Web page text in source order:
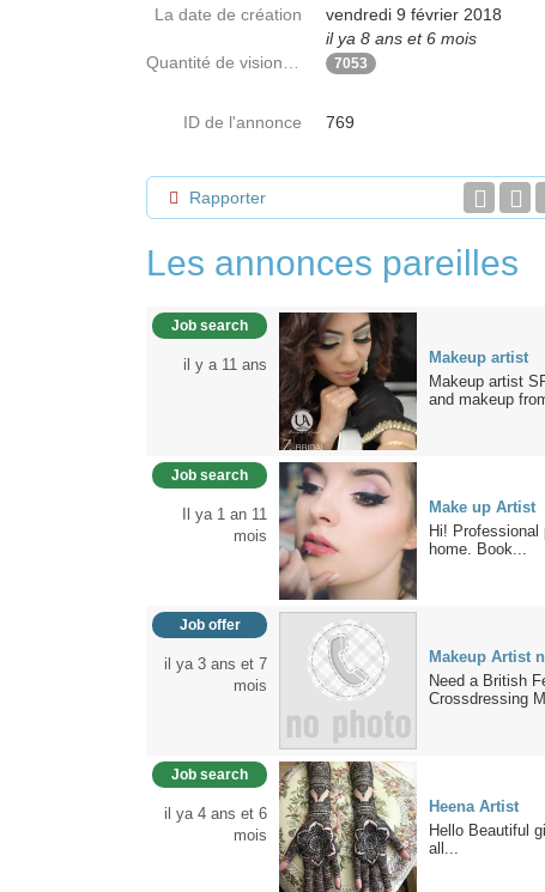
La date de création
vendredi 9 février 2018
il ya 8 ans et 6 mois
7053
ID de l'annonce 769
Rapporter
Les annonces pareilles
Job search
il y a 11 ans
Makeup artist
Makeup artist
and makeup
Job search
Il ya 1 an 11
mois
Make up Artist
Hi!
home. Book...
Job offer
il ya 3 ans et 7
mois
Makeup Artist
Need a British
Crossdressing
Job search
il ya 4 ans et 6
mois
Heena Artist
Hello Beautiful
all...